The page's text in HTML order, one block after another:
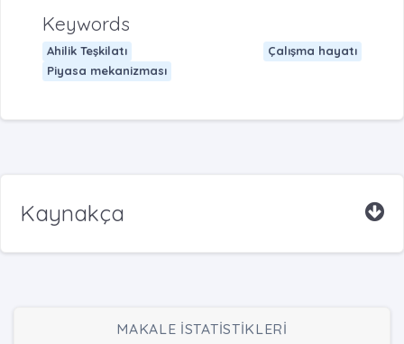
Keywords
Ahilik Teşkilatı
Çalışma hayatı
Piyasa mekanizması
Kaynakça
MAKALE İSTATİSTİKLERİ